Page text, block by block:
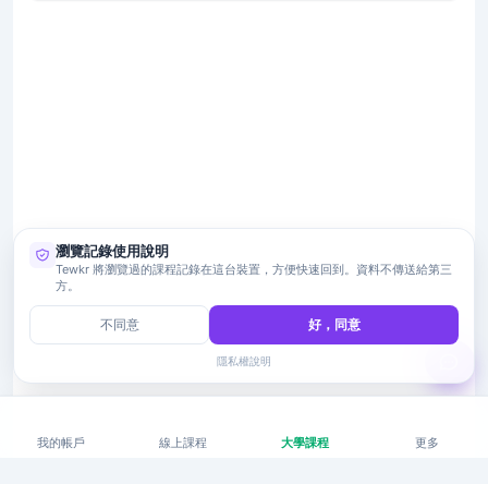
我的帳戶 線上課程 大學課程 更多
瀏覽記錄使用說明
Tewkr 將瀏覽過的課程記錄在這台裝置，方便快速回到。資料不傳送給第三
方。
不同意 好，同意
隱私權說明